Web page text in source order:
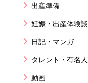
出産準備
妊娠・出産体験談
日記・マンガ
タレント・有名人
動画